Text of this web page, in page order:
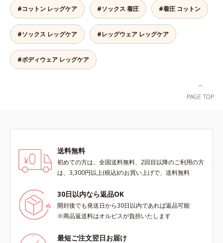
を使い、筋肉の動きに応じて前後の
生地を編み分けているから、着圧サ
ポーターにありがちなキツさがあり
ません。立ち仕事でもラクに動ける
やわらかさで、着脱もしやすく快適
です。薄手なのでパンツの下にもは
くことができ、一年中使えておトク
#コットン レッグケア #ソックス 着圧 #着圧 コットン
#ソックス レッグケア #レッグウェア レッグケア
#ボディウェア レッグケア
送料無料
初めての方は、全国送料無料、2回目以降のご利用の方
は、3,300円以上(税込)のお買い上げで、送料無料
30日以内なら返品OK
開封後でも発送日から30日以内であれば返品可能
※商品返送料はオルビスが負担いたします
最短ご注文翌日お届け